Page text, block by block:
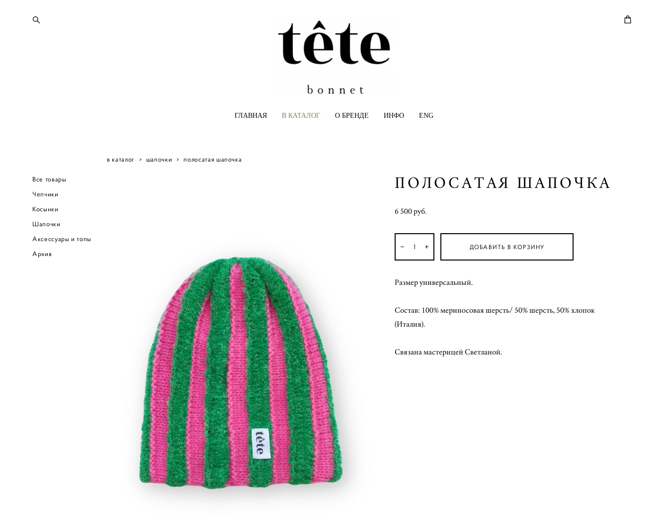
ГЛАВНАЯ В КАТАЛОГ О БРЕНДЕ ИНФО ENG
Все товары
Чепчики
Косынки
Шапочки
Аксессуары и топы
Архив
в каталог > шапочки > полосатая шапочка
ПОЛОСАТАЯ ШАПОЧКА
6 500 pуб.
ДОБАВИТЬ В КОРЗИНУ
Размер универсальный.
Состав: 100% мериносовая шерсть/ 50% шерсть, 50% хлопок
(Италия).
Связана мастерицей Светланой.